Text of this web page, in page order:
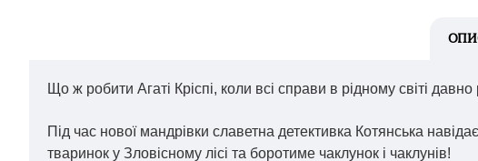
Що ж робити Агаті Кріспі, коли всі справи в рідному світі
Під час нової мандрівки славетна детективка Котянська
тваринок у Зловісному лісі та боротиме чаклунок і чаклунів!